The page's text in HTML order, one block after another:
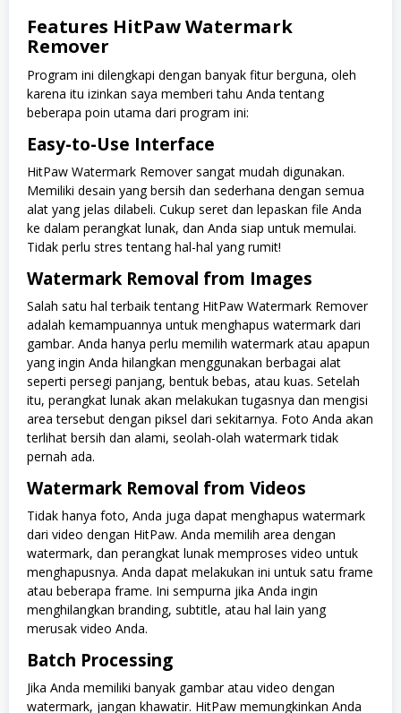
Features HitPaw Watermark
Remover
Program ini dilengkapi dengan banyak fitur berguna, oleh
karena itu izinkan saya memberi tahu Anda tentang
beberapa poin utama dari program ini:
Easy-to-Use Interface
HitPaw Watermark Remover sangat mudah digunakan.
Memiliki desain yang bersih dan sederhana dengan semua
alat yang jelas dilabeli. Cukup seret dan lepaskan file Anda
ke dalam perangkat lunak, dan Anda siap untuk memulai.
Tidak perlu stres tentang hal-hal yang rumit!
Watermark Removal from Images
Salah satu hal terbaik tentang HitPaw Watermark Remover
adalah kemampuannya untuk menghapus watermark dari
gambar. Anda hanya perlu memilih watermark atau apapun
yang ingin Anda hilangkan menggunakan berbagai alat
seperti persegi panjang, bentuk bebas, atau kuas. Setelah
itu, perangkat lunak akan melakukan tugasnya dan mengisi
area tersebut dengan piksel dari sekitarnya. Foto Anda akan
terlihat bersih dan alami, seolah-olah watermark tidak
pernah ada.
Watermark Removal from Videos
Tidak hanya foto, Anda juga dapat menghapus watermark
dari video dengan HitPaw. Anda memilih area dengan
watermark, dan perangkat lunak memproses video untuk
menghapusnya. Anda dapat melakukan ini untuk satu frame
atau beberapa frame. Ini sempurna jika Anda ingin
menghilangkan branding, subtitle, atau hal lain yang
merusak video Anda.
Batch Processing
Jika Anda memiliki banyak gambar atau video dengan
watermark, jangan khawatir. HitPaw memungkinkan Anda